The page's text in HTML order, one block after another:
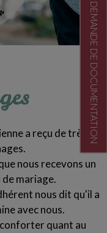
DEMANDE DE DOCUMENTATION
a reçu de très
nous recevons un
mariage.
nous dit qu'il a
avec nous.
quant au